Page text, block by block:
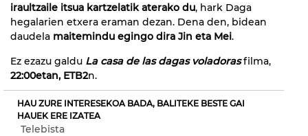
iraultzaile itsua kartzelatik aterako du, hark Daga
hegalarien etxera eraman dezan. Dena den, bidean
daudela maitemindu egingo dira Jin eta Mei.
Ez ezazu galdu La casa de las dagas voladorasfilma,
22:00etan, ETB2n.
HAU ZURE INTERESEKOA BADA, BALITEKE BESTE GAI
HAUEK ERE IZATEA
Telebista